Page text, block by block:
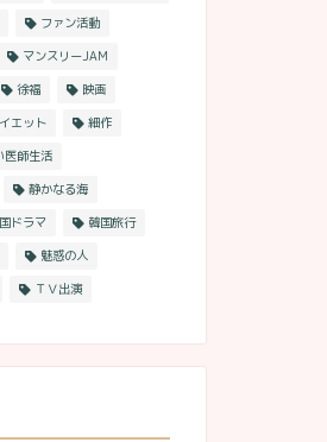
ファン活動
マンスリーJAM
徐福
映画
エット
細作
医師生活
静かなる海
ドラマ
韓国旅行
魅惑の人
ＴＶ出演